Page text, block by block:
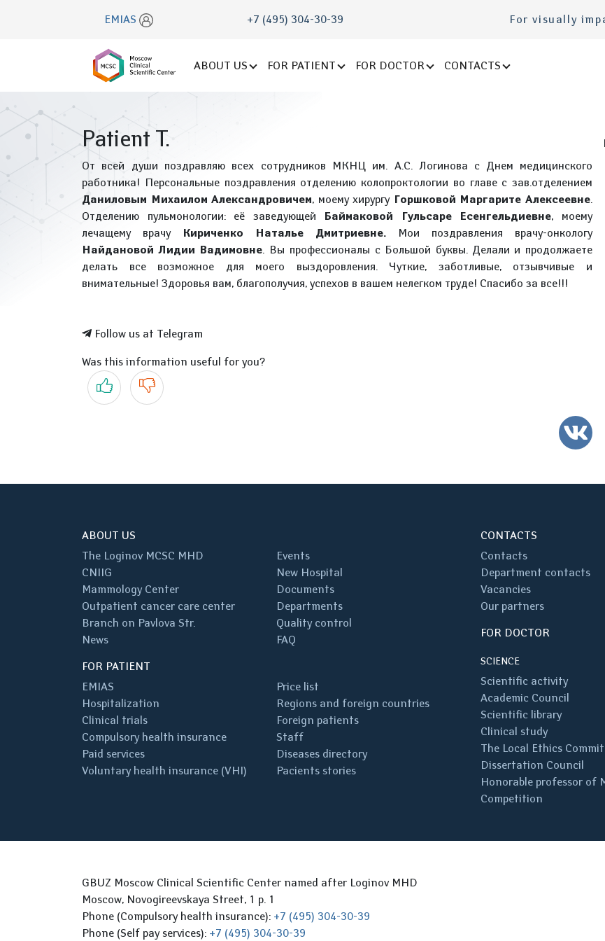
EMIAS +7 (495) 304-30-39 For visually
ABOUT US FOR PATIENT FOR DOCTOR CONTACTS
Patient T.
От всей души поздравляю всех сотрудников МКНЦ им. А.С. Логинова с Днем медицинского
работника! Персональные поздравления отделению колопроктологии во главе с зав.отделением
Даниловым Михаилом Александровичем, моему хирургу Горшковой Маргарите Алексеевне.
Отделению пульмонологии: её заведующей Баймаковой Гульсаре Есенгельдиевне, моему
лечащему врачу
Кириченко Наталье Дмитриевне.
Мои поздравления врачу-онкологу
Найдановой Лидии Вадимовне. Вы профессионалы с Большой буквы. Делали и продолжаете
делать все возможное для моего выздоровления. Чуткие, заботливые, отзывчивые и
внимательные! Здоровья вам, благополучия, успехов в вашем нелегком труде! Спасибо за все!!!
Follow us at Telegram
Was this information useful for you?
Yes No
VK
ABOUT US
The Loginov MCSC MHD
CNIIG
Mammology Center
Outpatient cancer care center
Branch on Pavlova Str.
News
Events
New Hospital
Documents
Departments
Quality control
FAQ
FOR PATIENT
EMIAS
Hospitalization
Clinical trials
Compulsory health insurance
Paid services
Voluntary health insurance (VHI)
Price list
Regions and foreign countries
Foreign patients
Staff
Diseases directory
Pacients stories
CONTACTS
Contacts
Department contacts
Vacancies
Our partners
FOR DOCTOR
SCIENCE
Scientific activity
Academic Council
Scientific library
Clinical study
The Local Ethics
Dissertation Council
Honorable professor of
Competition
GBUZ Moscow Clinical Scientific Center named after Loginov MHD
Moscow, Novogireevskaya Street, 1 p. 1
Phone (Compulsory health insurance): +7 (495) 304-30-39
Phone (Self pay services): +7 (495) 304-30-39